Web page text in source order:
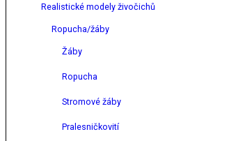
Realistické modely živočichů
Ropucha/žáby
Žáby
Ropucha
Stromové žáby
Pralesničkovití